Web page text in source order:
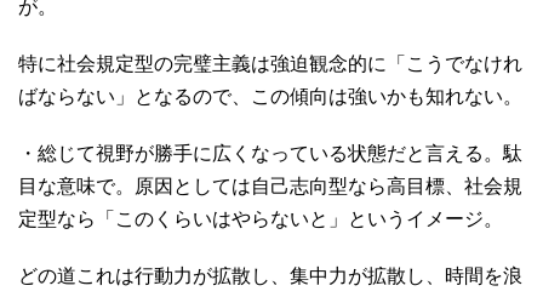
が。
特に社会規定型の完璧主義は強迫観念的に「こうでなけれ
ばならない」となるので、この傾向は強いかも知れない。
・総じて視野が勝手に広くなっている状態だと言える。駄
目な意味で。原因としては自己志向型なら高目標、社会規
定型なら「このくらいはやらないと」というイメージ。
どの道これは行動力が拡散し、集中力が拡散し、時間を浪